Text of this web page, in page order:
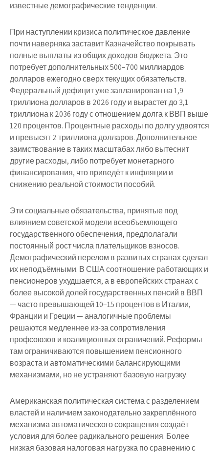
известные демографические тенденции.
При наступлении кризиса политическое давление
почти наверняка заставит Казначейство покрывать
полные выплаты из общих доходов бюджета. Это
потребует дополнительных 500–700 миллиардов
долларов ежегодно сверх текущих обязательств.
Федеральный дефицит уже запланирован на 1,9
триллиона долларов в 2026 году и вырастет до 3,1
триллиона к 2036 году с отношением долга к ВВП выше
120 процентов. Процентные расходы по долгу удвоятся
и превысят 2 триллиона долларов. Дополнительное
заимствование в таких масштабах либо вытеснит
другие расходы, либо потребует монетарного
финансирования, что приведёт к инфляции и
снижению реальной стоимости пособий.
Эти социальные обязательства, принятые под
влиянием советской модели всеобъемлющего
государственного обеспечения, предполагали
постоянный рост числа плательщиков взносов.
Демографический перелом в развитых странах сделал
их неподъёмными. В США соотношение работающих и
пенсионеров ухудшается, а в европейских странах с
более высокой долей государственных пенсий в ВВП
— часто превышающей 10–15 процентов в Италии,
Франции и Греции — аналогичные проблемы
решаются медленнее из-за сопротивления
профсоюзов и коалиционных ограничений. Реформы
там ограничиваются повышением пенсионного
возраста и автоматическими балансирующими
механизмами, но не устраняют базовую нагрузку.
Американская политическая система с разделением
властей и наличием законодательно закреплённого
механизма автоматического сокращения создаёт
условия для более радикального решения. Более
низкая базовая налоговая нагрузка по сравнению с